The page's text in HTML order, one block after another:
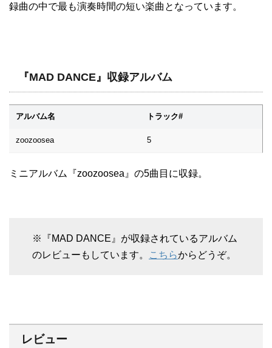
録曲の中で最も演奏時間の短い楽曲となっています。
『MAD DANCE』収録アルバム
アルバム名 トラック#
zoozoosea 5
ミニアルバム『zoozoosea』の5曲目に収録。
※『MAD DANCE』が収録されているアルバム
のレビューもしています。
こちらからどうぞ。
レビュー